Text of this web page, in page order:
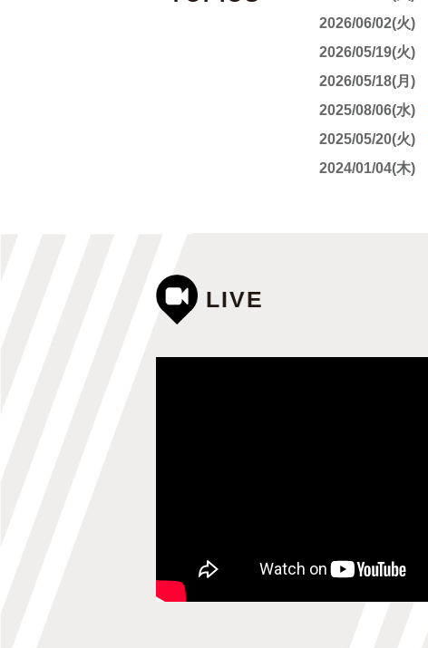
2026/06/02(火)
2026/05/19(火)
2026/05/18(月)
2025/08/06(水)
2025/05/20(火)
2024/01/04(木)
LIVE